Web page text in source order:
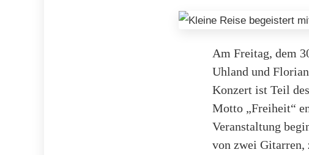
Am Freitag, dem
Uhland und
Konzert ist Teil
Motto „Freiheit“
Veranstaltung
von zwei Gitarren,